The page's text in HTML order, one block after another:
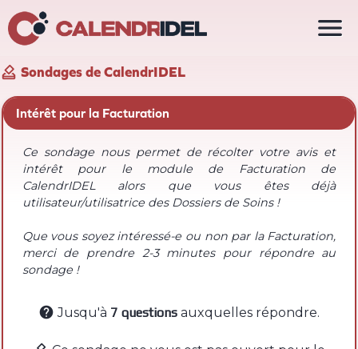
 Sondages de CalendrIDEL
Intérêt pour la Facturation
Ce sondage nous permet de récolter votre avis et
intérêt pour le module de Facturation de
CalendrIDEL alors que vous êtes déjà
utilisateur/utilisatrice des Dossiers de Soins !
Que vous soyez intéressé-e ou non par la Facturation,
merci de prendre 2-3 minutes pour répondre au
sondage !
 Jusqu'à 7 questions auxquelles répondre.
